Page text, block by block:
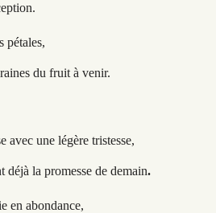
pétales,
du fruit à venir.
avec une légère tristesse,
déjà la promesse de demain.
en abondance,